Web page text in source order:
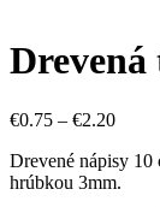
€0.75 – €2.20
Drevené nápisy 10
hrúbkou 3mm.